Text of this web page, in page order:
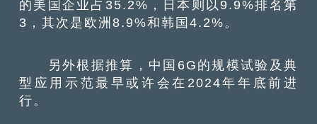
的美国企业占35.2%，日本则以9.9%排名第
3，其次是欧洲8.9%和韩国4.2%。
另外根据推算，中国6G的规模试验及典
型应用示范最早或许会在2024年年底前进
行。